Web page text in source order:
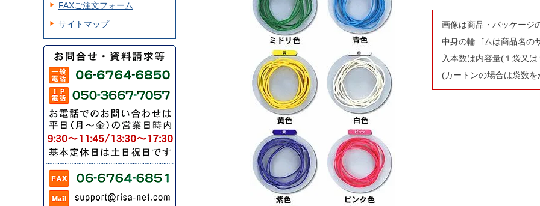
FAXご注文フォーム
サイトマップ
画像は商品・パッケージ
中身の輪ゴムは商品名の
入本数は内容量(１袋又
(カートンの場合は袋数